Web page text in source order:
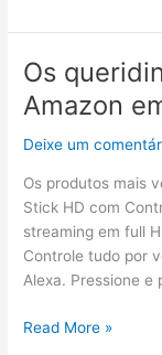
Os
Amazon
Deixe um
Os produtos mais
Stick HD com
streaming em full
Controle tudo por
Alexa. Pressione e
Os
queridinhos
mais
vendidos
Amazon
em
promoção!!!
Read More »